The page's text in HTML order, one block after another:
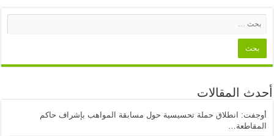
أحدث المقالات
أوجفت: انطلاق حملة تحسيسية حول مسابقة المواهب بإشراف حاكم
المقاطعة…